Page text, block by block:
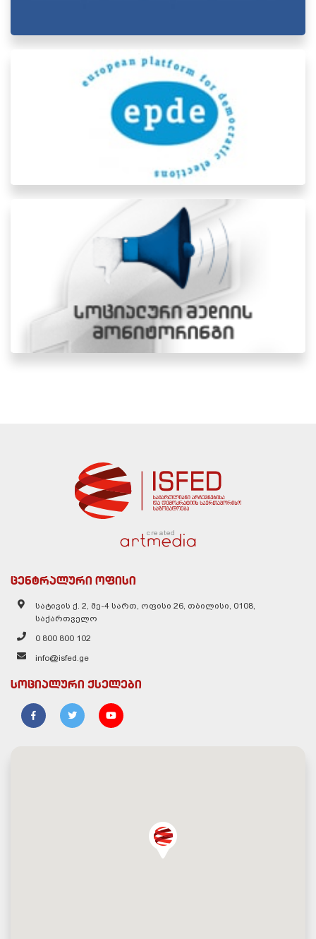
created
ცენტრალური ოფისი
სატივის ქ. 2, მე-4 სართ, ოფისი 26, თბილისი, 0108,
საქართველო
0 800 800 102
info@isfed.ge
სოციალური ქსელები